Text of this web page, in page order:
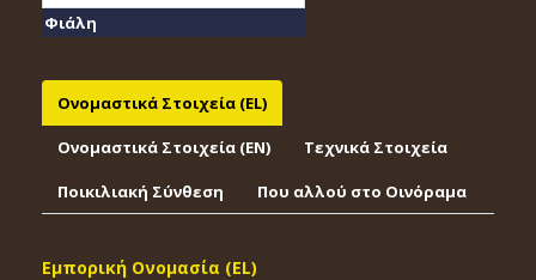
Φιάλη
Ονομαστικά Στοιχεία (EL)
Ονομαστικά Στοιχεία (EΝ) Τεχνικά Στοιχεία
Ποικιλιακή Σύνθεση Που αλλού στο Οινόραμα
Εμπορική Ονομασία (EL)